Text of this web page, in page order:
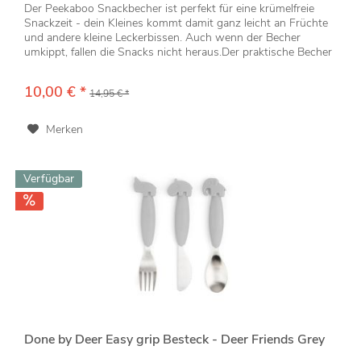
Der Peekaboo Snackbecher ist perfekt für eine krümelfreie
Snackzeit - dein Kleines kommt damit ganz leicht an Früchte
und andere kleine Leckerbissen. Auch wenn der Becher
umkippt, fallen die Snacks nicht heraus.Der praktische Becher
10,00 € * 14,95 € *
Merken
Verfügbar
Done by Deer Easy grip Besteck - Deer Friends Grey